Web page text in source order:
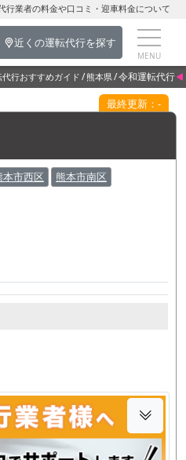
行業者の料金や口コミ・迎車料金について
近くの運転代行を探す
代行おすすめガイド 熊本県 令和運転代行
最終更新：-
本市西区
熊本市南区